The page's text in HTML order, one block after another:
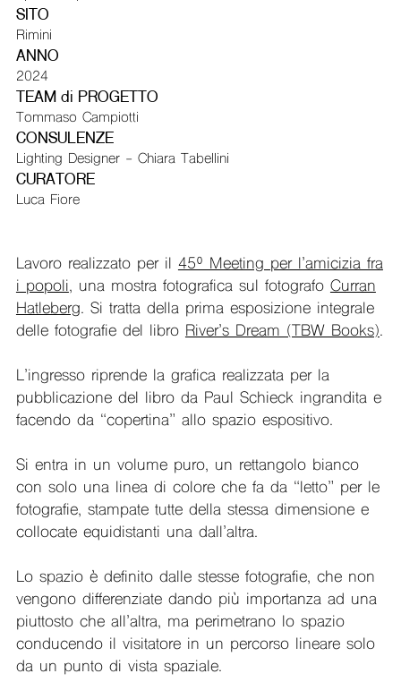
SITO
Rimini
ANNO
2024
TEAM di PROGETTO
Tommaso Campiotti
CONSULENZE
Lighting Designer - Chiara Tabellini
CURATORE
Luca Fiore
Lavoro realizzato per il 45º Meeting per l’amicizia fra
i popoli, una mostra fotografica sul fotografo Curran
Hatleberg. Si tratta della prima esposizione integrale
delle fotografie del libro River’s Dream (TBW Books).
L’ingresso riprende la grafica realizzata per la
pubblicazione del libro da Paul Schieck ingrandita e
facendo da “copertina” allo spazio espositivo.
Si entra in un volume puro, un rettangolo bianco
con solo una linea di colore che fa da “letto” per le
fotografie, stampate tutte della stessa dimensione e
collocate equidistanti una dall’altra.
Lo spazio è definito dalle stesse fotografie, che non
vengono differenziate dando più importanza ad una
piuttosto che all’altra, ma perimetrano lo spazio
conducendo il visitatore in un percorso lineare solo
da un punto di vista spaziale.